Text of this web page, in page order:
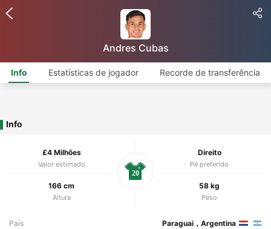
Andres Cubas
Info Estatísticas de jogador Recorde de transferência
Info
£4 Milhões
Valor estimado
Direito
Pé preferido
166 cm
Altura
58 kg
Peso
20
País Paraguai，Argentina